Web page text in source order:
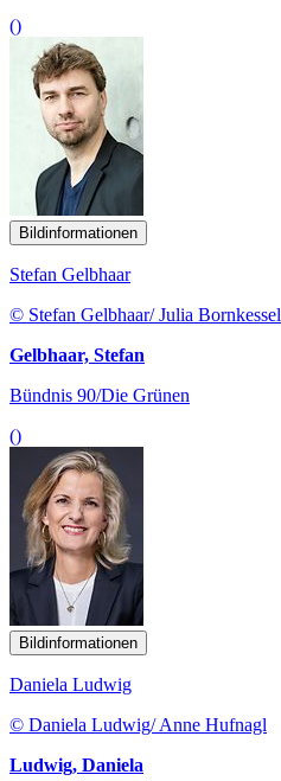
()
Bildinformationen
Stefan Gelbhaar
© Stefan Gelbhaar/ Julia Bornkessel
Gelbhaar, Stefan
Bündnis 90/Die Grünen
()
Bildinformationen
Daniela Ludwig
© Daniela Ludwig/ Anne Hufnagl
Ludwig, Daniela